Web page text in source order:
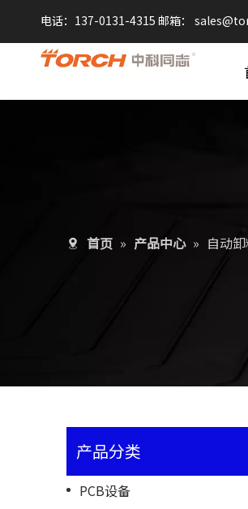
电话：137-0131-4315 邮箱： sales@
首页 » 产品中心 » 自动
产品分类
PCB设备